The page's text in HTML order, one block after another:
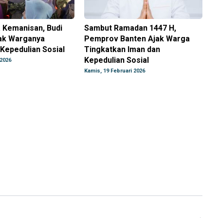
Kemanisan, Budi
Warganya
Sosial
Sambut Ramadan 1447 H,
Pemprov Banten Ajak Warga
Tingkatkan Iman dan
Kepedulian Sosial
Kamis, 19 Februari 2026